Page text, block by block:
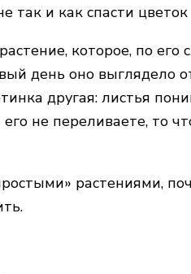
так и как спасти цветок
которое, по его
день оно выглядело
другая: листья
не переливаете, то
растениями,